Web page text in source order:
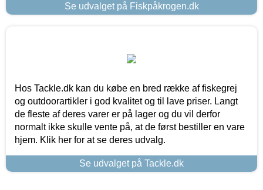
Se udvalget på Fiskpåkrogen.dk
Hos Tackle.dk kan du købe en bred række af fiskegrej
og outdoorartikler i god kvalitet og til lave priser. Langt
de fleste af deres varer er på lager og du vil derfor
normalt ikke skulle vente på, at de først bestiller en vare
hjem. Klik her for at se deres udvalg.
Se udvalget på Tackle.dk